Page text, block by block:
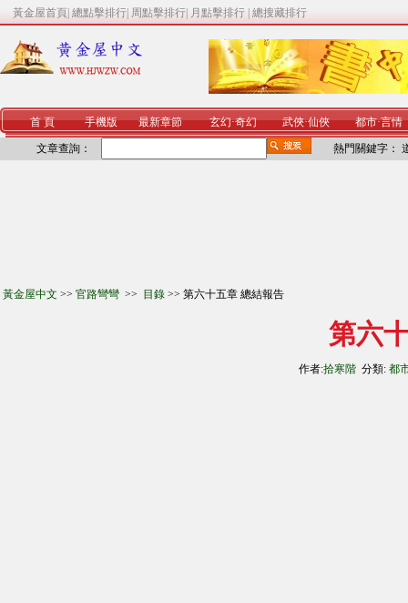
黃金屋首頁 總點擊排行 周點擊排行 月點擊排行 總搜藏排行
首 頁 手機版 最新章節 玄幻·奇幻 武俠·仙俠 都市·言情
文章查詢： 熱門關鍵字：
黃金屋中文 >> 官路彎彎 >> 目錄 >> 第六十五章 總結報告
第六
作者:拾寒階 分類: 都